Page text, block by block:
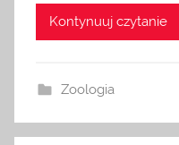
Kontynuuj czytanie
Zoologia